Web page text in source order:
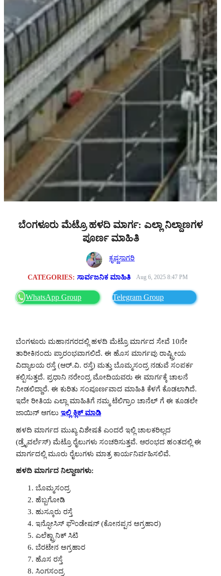
ಬೆಂಗಳೂರು ಮೆಟ್ರೊ ಹಳದಿ ಮಾರ್ಗ: ಎಲ್ಲಾ ನಿಲ್ದಾಣಗಳ
ಪೂರ್ಣ ಮಾಹಿತಿ
ಕೃಷ್ಣಸಾಗರಿ
CATEGORIES:ಸಾರ್ವಜನಿಕ ಮಾಹಿತಿ Aug 6, 2025 8:47 PM
WhatsApp Group Telegram Group
ಬೆಂಗಳೂರು ಮಹಾನಗರದಲ್ಲಿ ಹಳದಿ ಮೆಟ್ರೊ ಮಾರ್ಗದ ಸೇವೆ 10ನೇ
ತಾರೀಕಿನಂದು ಪ್ರಾರಂಭವಾಗಲಿದೆ. ಈ ಹೊಸ ಮಾರ್ಗವು ರಾಷ್ಟ್ರೀಯ
ವಿದ್ಯಾಲಯ ರಸ್ತೆ (ಆರ್.ವಿ. ರಸ್ತೆ) ಮತ್ತು ಬೊಮ್ಮಸಂದ್ರ ನಡುವೆ ಸಂಪರ್ಕ
ಕಲ್ಪಿಸುತ್ತದೆ. ಪ್ರಧಾನಿ ನರೇಂದ್ರ ಮೋದಿಯವರು ಈ ಮಾರ್ಗಕ್ಕೆ ಚಾಲನೆ
ನೀಡಲಿದ್ದಾರೆ. ಈ ಕುರಿತು ಸಂಪೂರ್ಣವಾದ ಮಾಹಿತಿ ಕೆಳಗೆ ಕೊಡಲಾಗಿದೆ.
ಇದೇ ರೀತಿಯ ಎಲ್ಲಾ ಮಾಹಿತಿಗೆ ನಮ್ಮ ಟೆಲಿಗ್ರಾಂ ಚಾನೆಲ್ ಗೆ ಈ ಕೂಡಲೇ
ಜಾಯಿನ್ ಆಗಲು ಇಲ್ಲಿ ಕ್ಲಿಕ್ ಮಾಡಿ
ಹಳದಿ ಮಾರ್ಗದ ಮುಖ್ಯ ವಿಶೇಷತೆ ಎಂದರೆ ಇಲ್ಲಿ ಚಾಲಕರಿಲ್ಲದ
(ಡ್ರೈವರ್ಲೆಸ್) ಮೆಟ್ರೊ ರೈಲುಗಳು ಸಂಚರಿಸುತ್ತವೆ. ಆರಂಭದ ಹಂತದಲ್ಲಿ ಈ
ಮಾರ್ಗದಲ್ಲಿ ಮೂರು ರೈಲುಗಳು ಮಾತ್ರ ಕಾರ್ಯನಿರ್ವಹಿಸಲಿವೆ.
ಹಳದಿ ಮಾರ್ಗದ ನಿಲ್ದಾಣಗಳು:
ಬೊಮ್ಮಸಂದ್ರ
ಹೆಬ್ಬಗೋಡಿ
ಹುಸ್ಕೂರು ರಸ್ತೆ
ಇನ್ಫೋಸಿಸ್ ಫೌಂಡೇಷನ್ (ಕೋನಪ್ಪನ ಅಗ್ರಹಾರ)
ಎಲೆಕ್ಟ್ರಾನಿಕ್ ಸಿಟಿ
ಬೆರಟೇನ ಅಗ್ರಹಾರ
ಹೊಸ ರಸ್ತೆ
ಸಿಂಗಸಂದ್ರ